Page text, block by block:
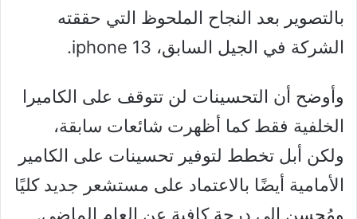
بالتصوير بعد النجاح الملحوظ التي حققته
الشركة في الجيل السابق، iphone 13.
وأوضح أن التحسينات لن تتوقف على الكاميرا
الخلفية فقط كما أظهرت شائعات سابقة،
ولكن أبل تخطط لتوفير تحسينات على الكامير
الأمامية أيضًا بالاعتماد على مستشعر جديد كليًا
ومُحسن إلى درجة كافية عن العام الماضي.